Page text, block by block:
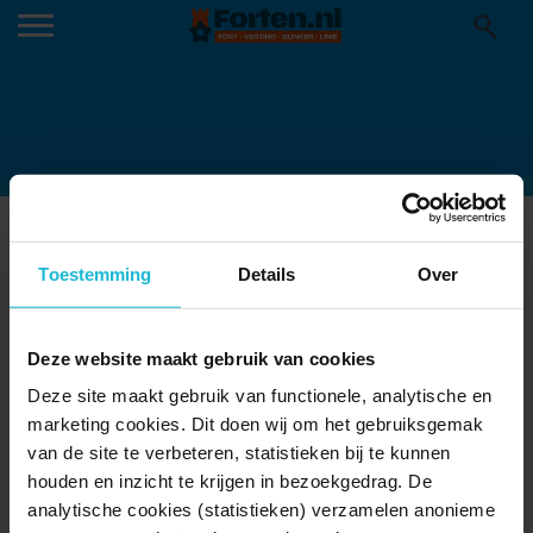
Toestemming Details Over
Deze website maakt gebruik van cookies
Deze site maakt gebruik van functionele, analytische en
marketing cookies. Dit doen wij om het gebruiksgemak
van de site te verbeteren, statistieken bij te kunnen
houden en inzicht te krijgen in bezoekgedrag. De
analytische cookies (statistieken) verzamelen anonieme
ROUTEGIDS STELLING VAN
AMSTERDAM